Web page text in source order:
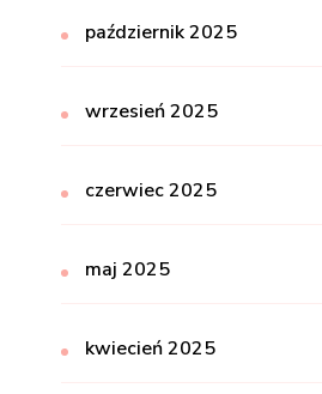
październik 2025
wrzesień 2025
czerwiec 2025
maj 2025
kwiecień 2025